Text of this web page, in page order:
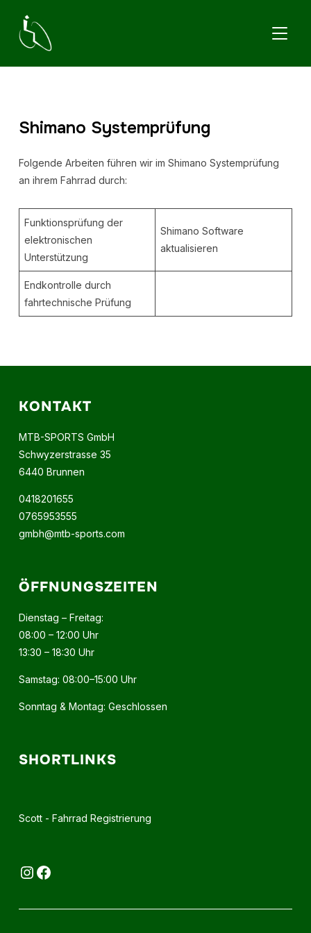
Shimano Systemprüfung
Folgende Arbeiten führen wir im Shimano Systemprüfung
an ihrem Fahrrad durch:
Funktionsprüfung der
elektronischen
Unterstützung
Shimano Software
aktualisieren
Endkontrolle durch
fahrtechnische Prüfung
KONTAKT
MTB-SPORTS GmbH
Schwyzerstrasse 35
6440 Brunnen
0418201655
0765953555
gmbh@mtb-sports.com
ÖFFNUNGSZEITEN
Dienstag – Freitag:
08:00 – 12:00 Uhr
13:30 – 18:30 Uhr
Samstag: 08:00–15:00 Uhr
Sonntag & Montag: Geschlossen
SHORTLINKS
Scott - Fahrrad Registrierung
Instagram
Facebook